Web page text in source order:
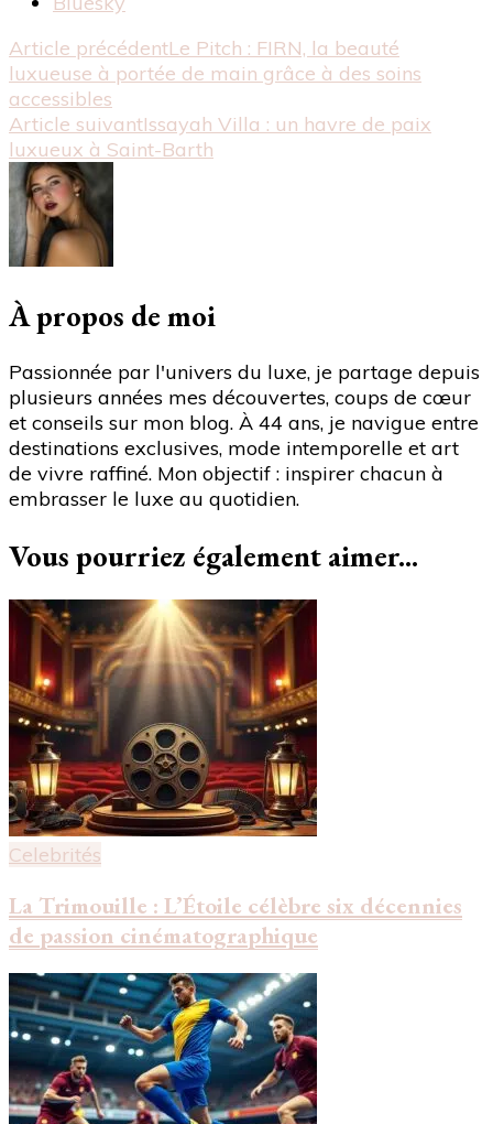
"Un
brin
de
folie
:
le
restaurant
‘L’Étoile
des
entre
Le
et
Laval
fait
un
retour
triomphant!"
Navigation
d'article
Article précédentLe Pitch : FIRN, la beauté
luxueuse à portée de main grâce à des soins
accessibles
Article suivantIssayah Villa : un havre de paix
luxueux à Saint-Barth
À propos de moi
Passionnée par l'univers du luxe, je partage depuis
plusieurs années mes découvertes, coups de cœur
et conseils sur mon blog. À 44 ans, je navigue entre
destinations exclusives, mode intemporelle et art
de vivre raffiné. Mon objectif : inspirer chacun à
embrasser le luxe au quotidien.
Vous pourriez également aimer...
Celebrités
La Trimouille : L’Étoile célèbre six décennies
de passion cinématographique